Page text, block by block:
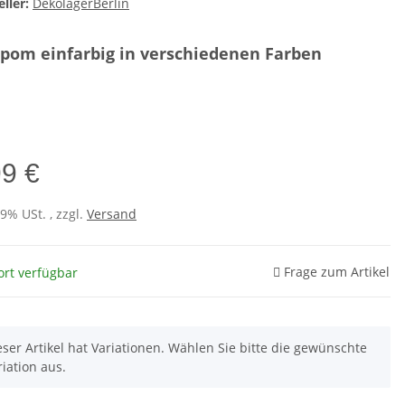
einfarbig in verschiedenen Farben
€
USt. , zzgl. Versand
verfügbar Frage zum Artikel
Artikel hat Variationen. Wählen Sie bitte die gewünschte
aus.